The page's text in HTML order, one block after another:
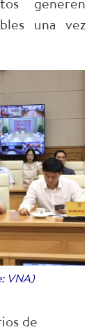
una vez
VNA)
de